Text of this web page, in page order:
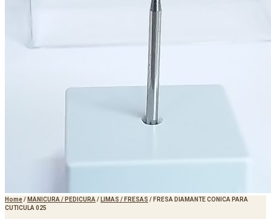
Home/ MANICURA / PEDICURA / LIMAS / FRESAS / FRESA DIAMANTE CONICA PARA
CUTICULA 025